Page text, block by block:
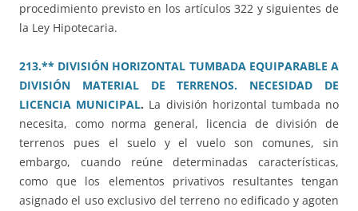
procedimiento previsto en los artículos 322 y siguientes de
la Ley Hipotecaria.
213.** DIVISIÓN HORIZONTAL TUMBADA EQUIPARABLE A
DIVISIÓN MATERIAL DE TERRENOS. NECESIDAD DE
LICENCIA MUNICIPAL. La división horizontal tumbada no
necesita, como norma general, licencia de división de
terrenos pues el suelo y el vuelo son comunes, sin
embargo, cuando reúne determinadas características,
como que los elementos privativos resultantes tengan
asignado el uso exclusivo del terreno no edificado y agoten